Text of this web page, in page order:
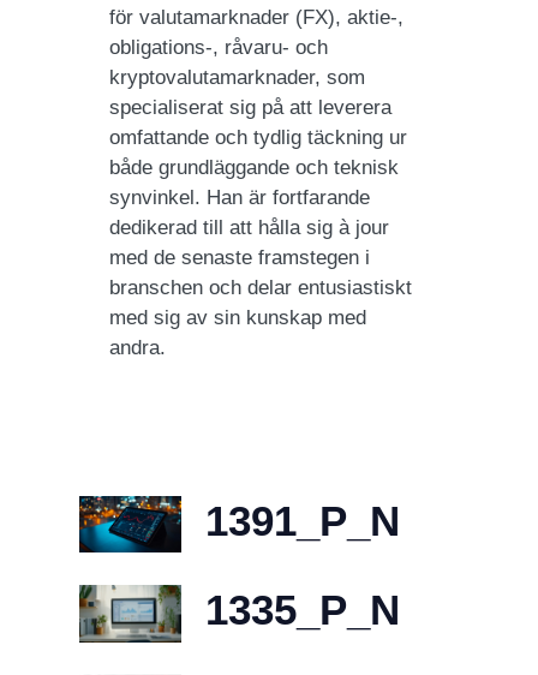
för valutamarknader (FX), aktie-,
obligations-, råvaru- och
kryptovalutamarknader, som
specialiserat sig på att leverera
omfattande och tydlig täckning ur
både grundläggande och teknisk
synvinkel. Han är fortfarande
dedikerad till att hålla sig à jour
med de senaste framstegen i
branschen och delar entusiastiskt
med sig av sin kunskap med
andra.
1391_P_N
1335_P_N